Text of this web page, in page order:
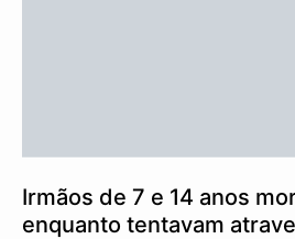
Irmãos de 7 e 14 anos
enquanto tentavam